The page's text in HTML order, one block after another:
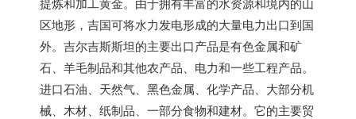
区地形，吉国可将水力发电形成的大量电力出口到国
外。吉尔吉斯斯坦的主要出口产品是有色金属和矿
石、羊毛制品和其他农产品、电力和一些工程产品。
进口石油、天然气、黑色金属、化学产品、大部分机
械、木材、纸制品、一部分食物和建材。它的主要贸